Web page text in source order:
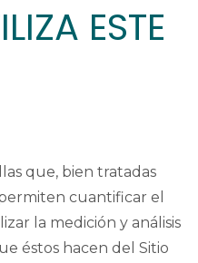
ESTE
que, bien tratadas
cuantificar el
la medición y análisis
éstos hacen del Sitio